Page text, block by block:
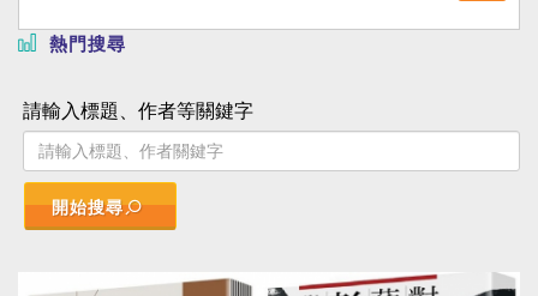
熱門搜尋
請輸入標題、作者等關鍵字
開始搜尋